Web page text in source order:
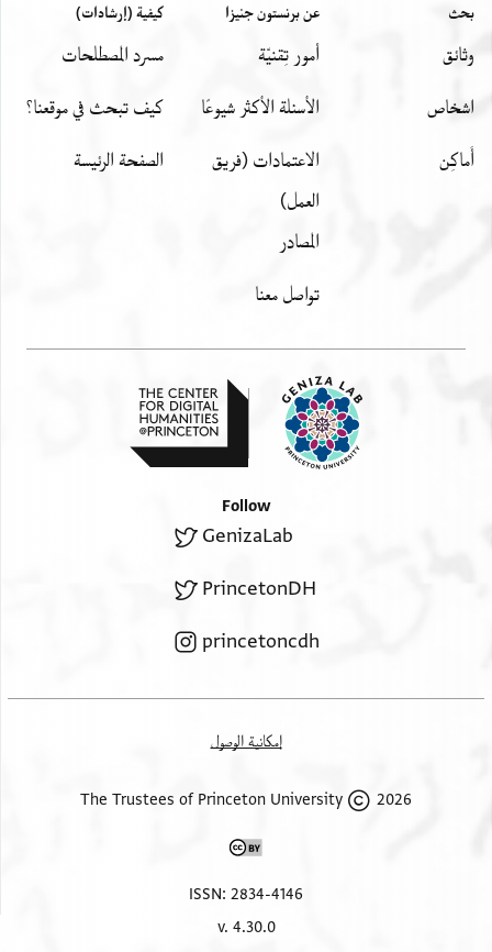
بحث
وثائق
اشخاص
أَماكِن
عن برنستون جنيزا
أمور تِقنيّة
الأسئلة الأكثر شيوعًا
الاعتمادات (فريق
العمل)
المصادر
تواصل معنا
كيفية (إرشادات)
مسرد المصطلحات
كيف تبحث في موقعنا؟
الصفحة الرئيسة
Follow
GenizaLab
PrincetonDH
princetoncdh
إمكانية الوصول
2026 The Trustees of Princeton University
ISSN: 2834-4146
v. 4.30.0